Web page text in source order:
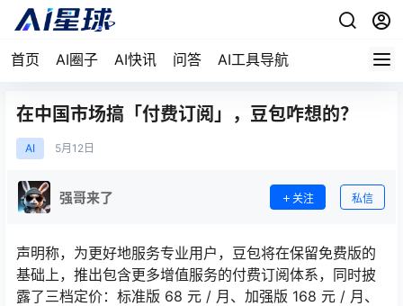
首页 AI圈子 AI快讯 问答 AI工具导航
在中国市场搞「付费订阅」，豆包咋想的？
AI 5月 12日
强哥来了 关注 私信
声明称，为更好地服务专业用户，豆包将在保留免费版的
基础上，推出包含更多增值服务的付费订阅体系，同时披
露了三档定价：标准版 68 元 / 月、加强版 168 元 / 月、